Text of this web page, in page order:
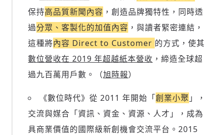
保持高品質新聞內容 ，創造品牌獨特性，同時透
過分眾、客製化的加值內容 ，與讀者緊密連結，
這種將內容 Direct to Customer 的方式，使其
數位營收在 2019 年超越紙本營收 ，締造全球超
過九百萬用戶數。（旭時報）
《數位時代》從 2011 年開始「創業小聚 」，
交流與媒合「資訊、資金、資源、人才」，成為
具商業價值的國際級新創機會交流平台。2015